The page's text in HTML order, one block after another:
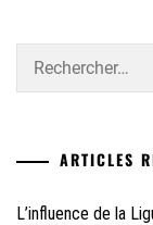
ARTICLES
L’influence de la